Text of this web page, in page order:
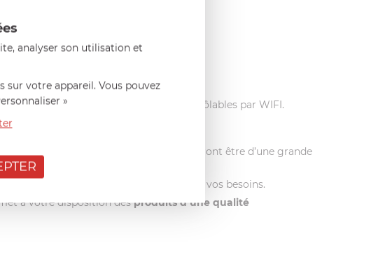
refuser un barbecue !
et celles de vos convives.
plus technologiques sont même contrôlables par WIFI.
de nouveaux ustensiles qui s’avèreront être d’une grande
du client afin d’être au plus près de vos besoins.
à votre disposition desproduits d’une qualité
analyser son utilisation et
sur votre appareil. Vous pouvez
»